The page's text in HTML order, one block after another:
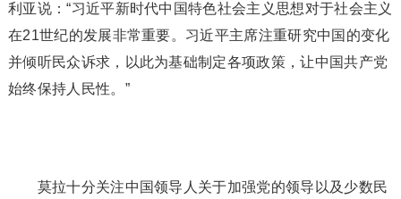
利亚说：“习近平新时代中国特色社会主义思想对于社会主义
在21世纪的发展非常重要。习近平主席注重研究中国的变化
并倾听民众诉求，以此为基础制定各项政策，让中国共产党
始终保持人民性。”
莫拉十分关注中国领导人关于加强党的领导以及少数民